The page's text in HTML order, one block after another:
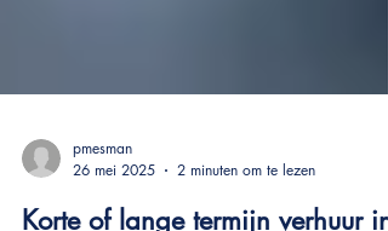
pmesman
26 mei 2025
2 minuten om te lezen